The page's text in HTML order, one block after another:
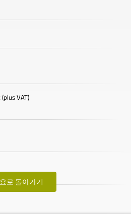
VAT)
로 돌아가기